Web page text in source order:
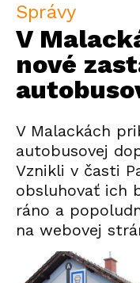
Správy
V
nové
V Malackách
autobusovej
Vznikli v časti
obsluhovať ich
ráno a
na webovej